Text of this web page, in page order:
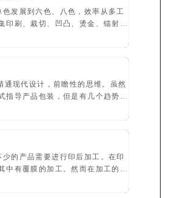
发展到六色、八色，效率从多工
印刷、裁切、凹凸、烫金、镭射于
中，生产也不可避免地会出现一系
机一次成型生产中
通现代设计，前瞻性的思维。虽然
指导产品包装，但是有几个趋势是
一定要抓住人们的目光。通过考虑
您的客户将不
的产品需要进行印后加工。在印
中有覆膜的加工。然而在加工的过
，其中有不少的质量问题都和包装
膜的效果，不仅仅